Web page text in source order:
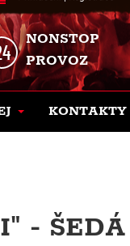
NONSTOP
PROVOZ
KONTAKTY
- ŠEDÁ